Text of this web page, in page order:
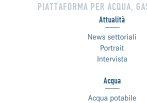
PIATTAFORMA PER ACQUA,
Attualità
News settoriali
Portrait
Intervista
Acqua
Acqua potabile